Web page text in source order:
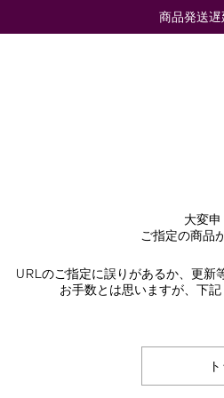
商品発送
大変申
ご指定の商品
URLのご指定に誤りがあるか、更新
お手数とは思いますが、下